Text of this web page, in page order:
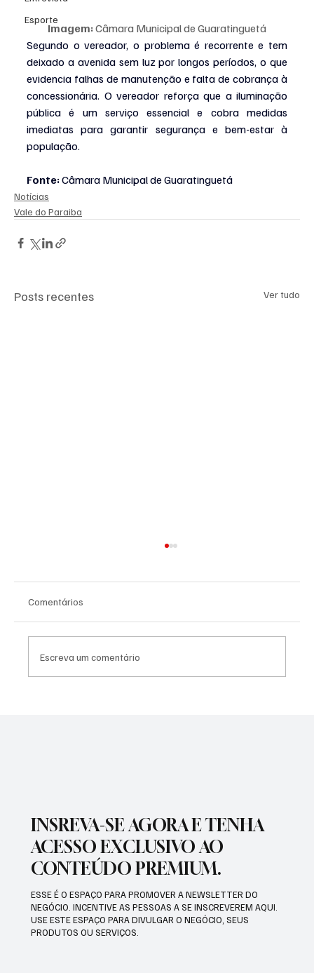
Esporte
Imagem: Câmara Municipal de Guaratinguetá
Segundo o vereador, o problema é recorrente e tem
deixado a avenida sem luz por longos períodos, o que
evidencia falhas de manutenção e falta de cobrança à
concessionária. O vereador reforça que a iluminação
pública é um serviço essencial e cobra medidas
imediatas para garantir segurança e bem-estar à
população.
Fonte: Câmara Municipal de Guaratinguetá
Notícias
Vale do Paraiba
Posts recentes Ver tudo
Comentários
Escreva um comentário
INSREVA-SE AGORA E TENHA
ACESSO EXCLUSIVO AO
CONTEÚDO PREMIUM.
ESSE É O ESPAÇO PARA PROMOVER A NEWSLETTER DO
NEGÓCIO. INCENTIVE AS PESSOAS A SE INSCREVEREM AQUI.
USE ESTE ESPAÇO PARA DIVULGAR O NEGÓCIO, SEUS
PRODUTOS OU SERVIÇOS.